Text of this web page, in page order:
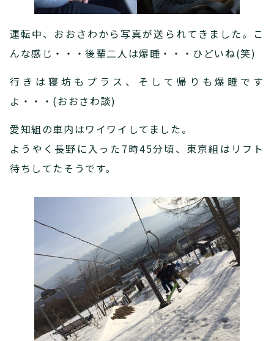
運転中、おおさわから写真が送られてきました。こ
んな感じ・・・後輩二人は爆睡・・・ひどいね(笑)
行きは寝坊もプラス、そして帰りも爆睡です
よ・・・(おおさわ談)
愛知組の車内はワイワイしてました。
ようやく長野に入った7時45分頃、東京組はリフト
待ちしてたそうです。